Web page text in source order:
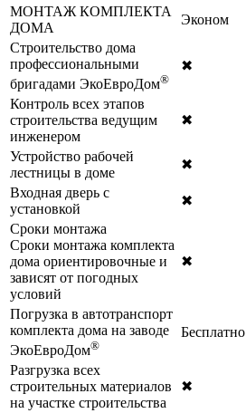
МОНТАЖ КОМПЛЕКТА
ДОМА
Эконом
Строительство дома
профессиональными
бригадами ЭкоЕвроДом®
✖
Контроль всех этапов
строительства ведущим
инженером
✖
Устройство рабочей
лестницы в доме
✖
Входная дверь с
установкой
✖
Сроки монтажа
Сроки монтажа комплекта
дома ориентировочные и
зависят от погодных
условий
✖
Погрузка в автотранспорт
комплекта дома на заводе
ЭкоЕвроДом®
Бесплатно
Разгрузка всех
строительных материалов
на участке строительства
✖